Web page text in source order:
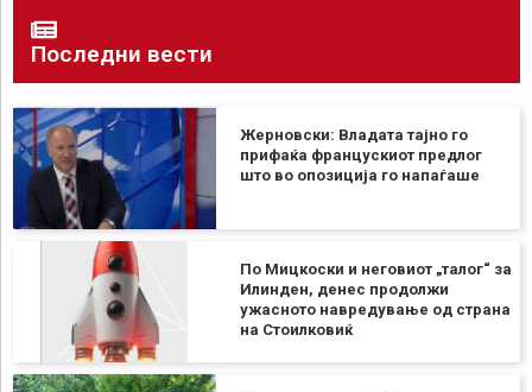
Последни вести
Жерновски: Владата тајно го
прифаќа францускиот предлог
што во опозиција го напаѓаше
По Мицкоски и неговиот „талог“ за
Илинден, денес продолжи
ужасното навредување од страна
на Стоилковиќ